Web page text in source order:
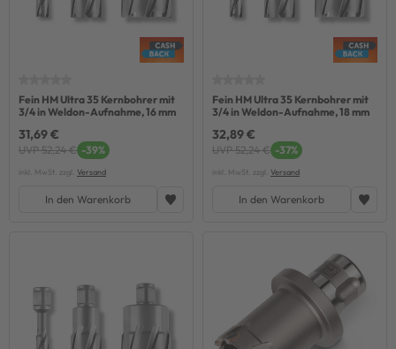
Fein HM Ultra 35 Kernbohrer mit
3/4 in Weldon-Aufnahme, 16 mm
31,69 €
UVP 52,24 € -39%
inkl. MwSt. zzgl. Versand
In den Warenkorb
Fein HM Ultra 35 Kernbohrer mit
3/4 in Weldon-Aufnahme, 18 mm
32,89 €
UVP 52,24 € -37%
inkl. MwSt. zzgl. Versand
In den Warenkorb